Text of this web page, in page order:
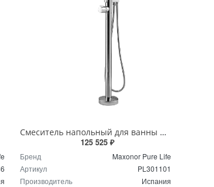
Смеситель напольный для ванны Maxonor Pure Life WONDERFUL PL301101 хром
125 525 ₽
Бренд
Maxonor Pure Life
Артикул
PL301101
Производитель
Испания